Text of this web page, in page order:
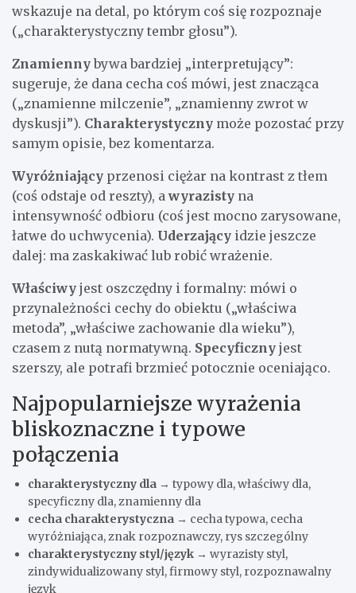
wskazuje na detal, po którym coś się rozpoznaje
(„charakterystyczny tembr głosu”).
Znamiennybywa bardziej „interpretujący”:
sugeruje, że dana cecha coś mówi, jest znacząca
(„znamienne milczenie”, „znamienny zwrot w
dyskusji”). Charakterystyczny może pozostać przy
samym opisie, bez komentarza.
Wyróżniający przenosi ciężar na kontrast z tłem
(coś odstaje od reszty), awyrazisty na
intensywność odbioru (coś jest mocno zarysowane,
łatwe do uchwycenia). Uderzający idzie jeszcze
dalej: ma zaskakiwać lub robić wrażenie.
Właściwy jest oszczędny i formalny: mówi o
przynależności cechy do obiektu („właściwa
metoda”, „właściwe zachowanie dla wieku”),
czasem z nutą normatywną. Specyficzny jest
szerszy, ale potrafi brzmieć potocznie oceniająco.
Najpopularniejsze wyrażenia
bliskoznaczne i typowe
połączenia
charakterystyczny dla → typowy dla, właściwy dla,
specyficzny dla, znamienny dla
cecha charakterystyczna → cecha typowa, cecha
wyróżniająca, znak rozpoznawczy, rys szczególny
charakterystyczny styl/język → wyrazisty styl,
zindywidualizowany styl, firmowy styl, rozpoznawalny
język